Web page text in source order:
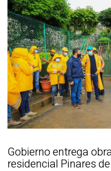
Gobierno entrega
residencial Pinares